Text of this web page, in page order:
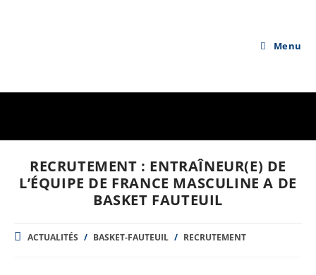
Menu
RECRUTEMENT : ENTRAÎNEUR(E) DE
L’ÉQUIPE DE FRANCE MASCULINE A DE
BASKET FAUTEUIL
POST
CATEGORY:
ACTUALITÉS / BASKET-FAUTEUIL / RECRUTEMENT